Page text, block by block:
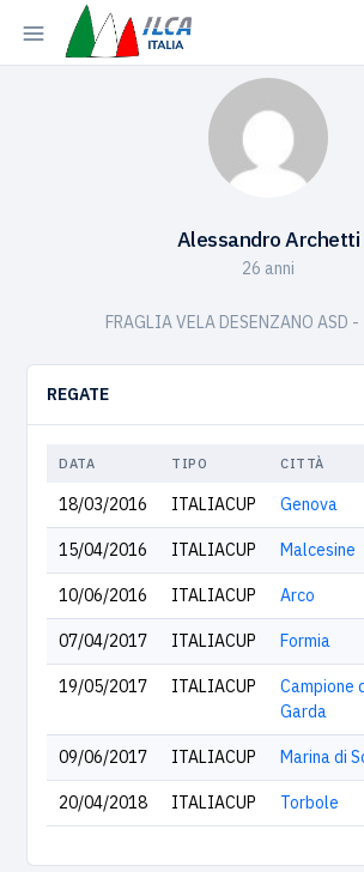
Alessandro Archetti
26 anni
FRAGLIA VELA DESENZANO ASD
REGATE
DATA TIPO CITTÀ
18/03/2016 ITALIACUP Genova
15/04/2016 ITALIACUP Malcesine
10/06/2016 ITALIACUP Arco
07/04/2017 ITALIACUP Formia
19/05/2017 ITALIACUP
Campione
Garda
09/06/2017 ITALIACUP Marina di
20/04/2018 ITALIACUP Torbole